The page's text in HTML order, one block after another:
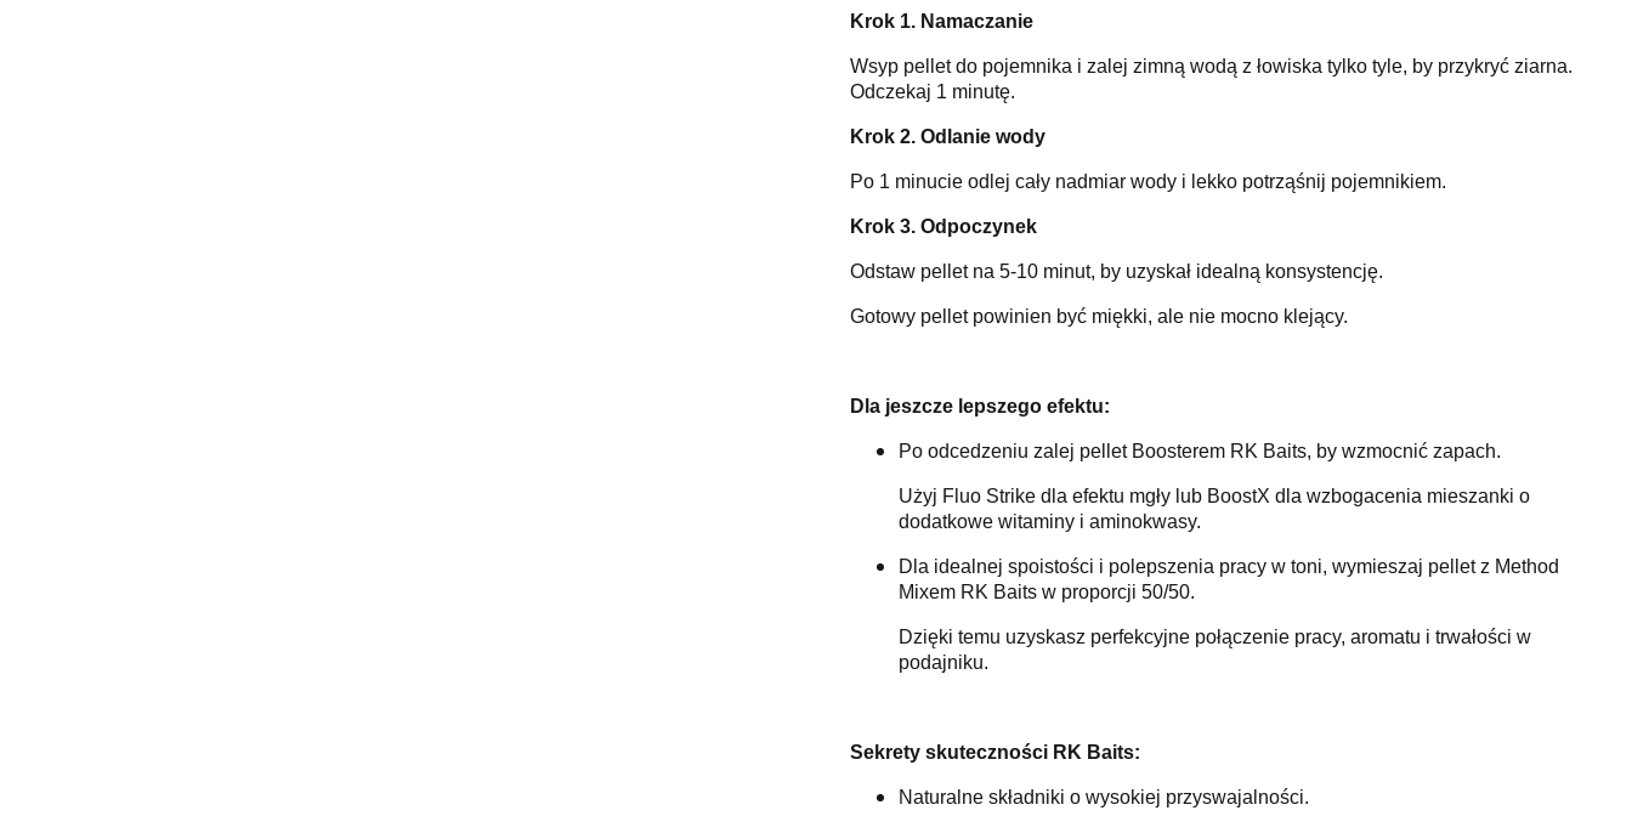
Krok 1. Namaczanie
Wsyp pellet do pojemnika i zalej zimną wodą z łowiska tylko tyle, by przykryć ziarna.
Odczekaj 1 minutę.
Krok 2. Odlanie wody
Po 1 minucie odlej cały nadmiar wody i lekko potrząśnij pojemnikiem.
Krok 3. Odpoczynek
Odstaw pellet na 5-10 minut, by uzyskał idealną konsystencję.
Gotowy pellet powinien być miękki, ale nie mocno klejący.
Dla jeszcze lepszego efektu:
Po odcedzeniu zalej pellet Boosterem RK Baits, by wzmocnić zapach.
Użyj Fluo Strike dla efektu mgły lub BoostX dla wzbogacenia mieszanki o
dodatkowe witaminy i aminokwasy.
Dla idealnej spoistości i polepszenia pracy w toni, wymieszaj pellet z Method
Mixem RK Baits w proporcji 50/50.
Dzięki temu uzyskasz perfekcyjne połączenie pracy, aromatu i trwałości w
podajniku.
Sekrety skuteczności RK Baits:
Naturalne składniki o wysokiej przyswajalności.